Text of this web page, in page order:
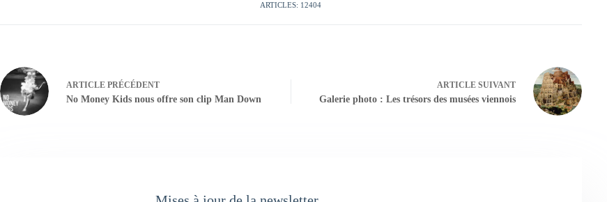
ARTICLES: 12404
ARTICLE PRÉCÉDENT
No Money Kids nous offre son clip Man Down
ARTICLESUIVANT
Galerie photo : Les trésors des musées viennois